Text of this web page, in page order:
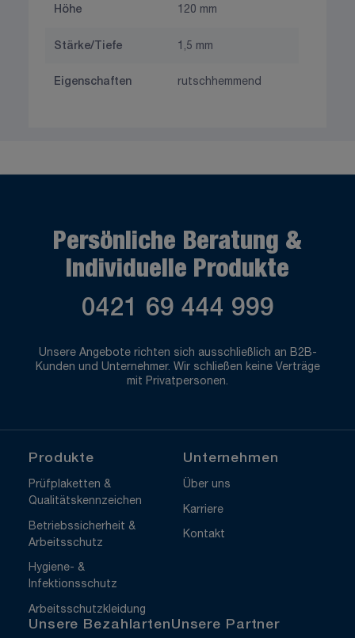
Höhe 120 mm
Stärke/Tiefe 1,5 mm
Eigenschaften rutschhemmend
Persönliche Beratung &
Individuelle Produkte
0421 69 444 999
Unsere Angebote richten sich ausschließlich an B2B-
Kunden und Unternehmer. Wir schließen keine Verträge
mit Privatpersonen.
Produkte
Prüfplaketten &
Qualitätskennzeichen
Betriebssicherheit &
Arbeitsschutz
Hygiene- &
Infektionsschutz
Arbeitsschutzkleidung
Unternehmen
Über uns
Karriere
Kontakt
Unsere BezahlartenUnsere Partner